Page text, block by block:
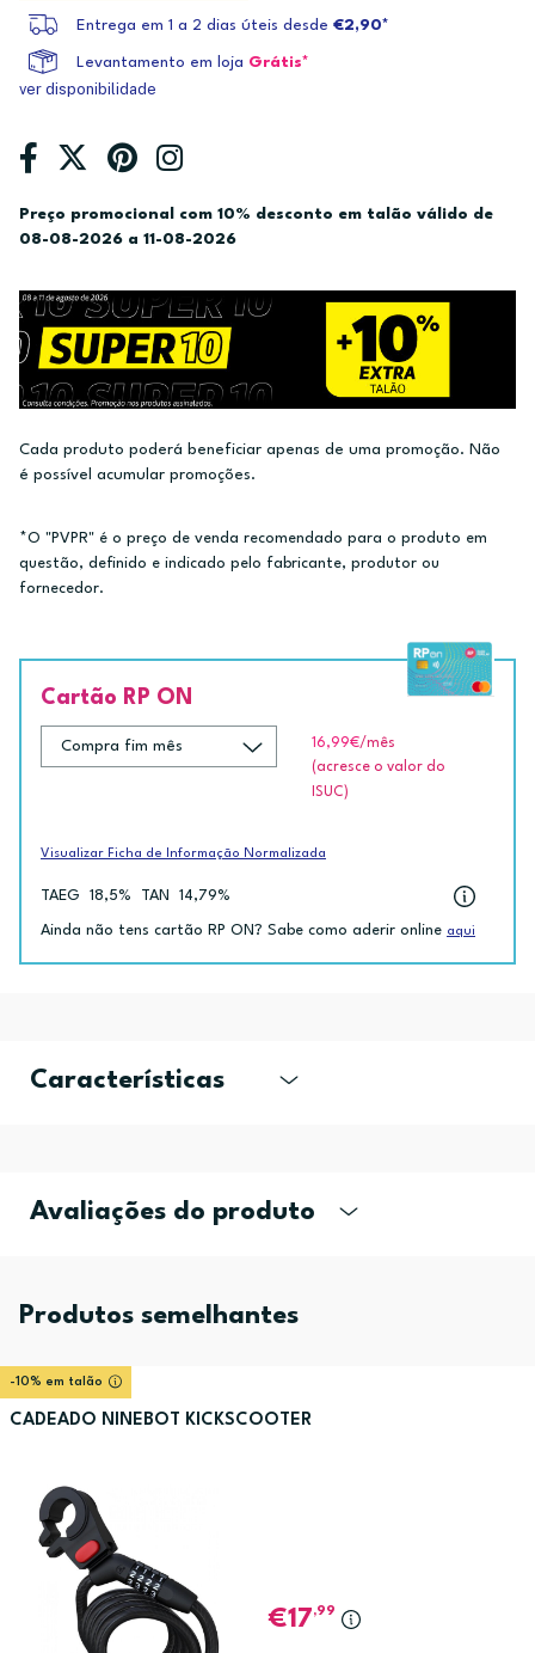
Entrega em 1 a 2 dias úteis desde €2,90*
Levantamento em loja Grátis*
ver disponibilidade
Preço promocional com 10% desconto em talão válido de
08-08-2026 a 11-08-2026
Cada produto poderá beneficiar apenas de uma promoção. Não
é possível acumular promoções.
*O "PVPR" é o preço de venda recomendado para o produto em
questão, definido e indicado pelo fabricante, produtor ou
fornecedor.
Cartão RP ON
16,99€/mês
(acresce o valor do
ISUC)
Visualizar Ficha de Informação Normalizada
TAEG 18,5% TAN 14,79%
Ainda não tens cartão RP ON? Sabe como aderir online aqui
Características
Avaliações do produto
Produtos semelhantes
-10% em talão
CADEADO NINEBOT KICKSCOOTER
17,99